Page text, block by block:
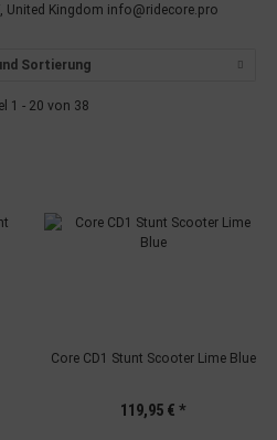
United Kingdom info@ridecore.pro
Sortierung
1 - 20 von 38
Core CD1 Stunt Scooter Lime Blue
119,95 € *